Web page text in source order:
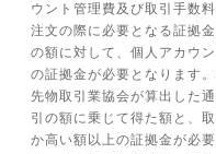
ウント管理費及び取引手数料
注文の際に必要となる証拠
の額に対して、個人アカウ
の証拠金が必要となります
先物取引業協会が算出した
引の額に乗じて得た額と、
か高い額以上の証拠金が必